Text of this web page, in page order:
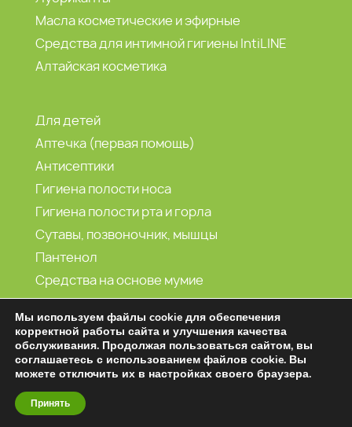
Масла косметические и эфирные
Средства для интимной гигиены IntiLINE
Алтайская косметика
Для детей
Аптечка (первая помощь)
Антисептики
Гигиена полости носа
Гигиена полости рта и горла
Сутавы, позвоночник, мышцы
Пантенол
Средства на основе мумие
Морская вода
2001-2026 (С) Витамин продукт
Мы используем файлы cookie для обеспечения
корректной работы сайта и улучшения качества
обслуживания. Продолжая пользоваться сайтом, вы
соглашаетесь с использованием файлов cookie. Вы
можете отключить их в настройках своего браузера.
Принять